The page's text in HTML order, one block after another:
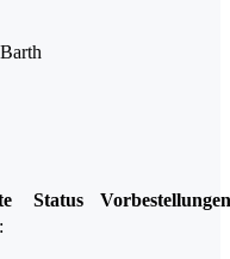
Status Vorbestellungen